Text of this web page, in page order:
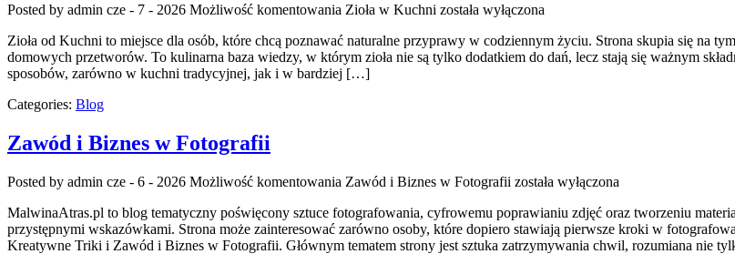
Posted by admin cze - 7 - 2026 Możliwość komentowania Zioła w Kuchni została wyłączona
Zioła od Kuchni to miejsce dla osób, które chcą poznawać naturalne przyprawy w codziennym życiu. Strona skupia się na
domowych przetworów. To kulinarna baza wiedzy, w którym zioła nie są tylko dodatkiem do dań, lecz stają się ważnym
sposobów, zarówno w kuchni tradycyjnej, jak i w bardziej […]
Categories: Blog
Zawód i Biznes w Fotografii
Posted by admin cze - 6 - 2026 Możliwość komentowania Zawód i Biznes w Fotografii została wyłączona
MalwinaAtras.pl to blog tematyczny poświęcony sztuce fotografowania, cyfrowemu poprawianiu zdjęć oraz tworzeniu
przystępnymi wskazówkami. Strona może zainteresować zarówno osoby, które dopiero stawiają pierwsze kroki w
Kreatywne Triki i Zawód i Biznes w Fotografii. Głównym tematem strony jest sztuka zatrzymywania chwil, rozumiana nie